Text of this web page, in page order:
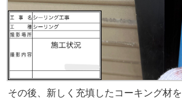
その後、新しく充填したコーキング材を